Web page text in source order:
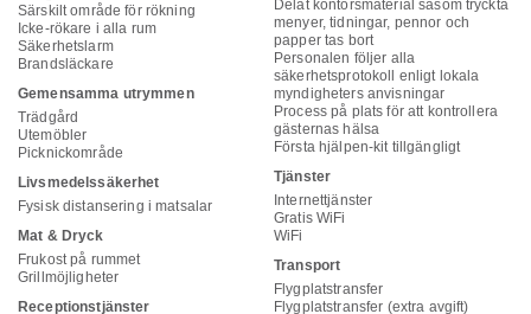
Särskilt område för rökning
Icke-rökare i alla rum
Säkerhetslarm
Brandsläckare
Gemensamma utrymmen
Trädgård
Utemöbler
Picknickområde
Livsmedelssäkerhet
Fysisk distansering i matsalar
Mat & Dryck
Frukost på rummet
Grillmöjligheter
Receptionstjänster
Delat kontorsmaterial såsom tryckta
menyer, tidningar, pennor och
papper tas bort
Personalen följer alla
säkerhetsprotokoll enligt lokala
myndigheters anvisningar
Process på plats för att kontrollera
gästernas hälsa
Första hjälpen-kit tillgängligt
Tjänster
Internettjänster
Gratis WiFi
WiFi
Transport
Flygplatstransfer
Flygplatstransfer (extra avgift)